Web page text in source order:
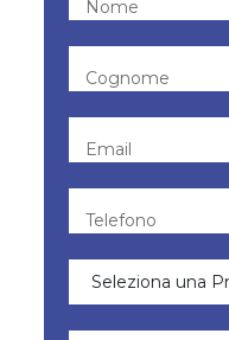
Nome
Cognome
Email
Telefono